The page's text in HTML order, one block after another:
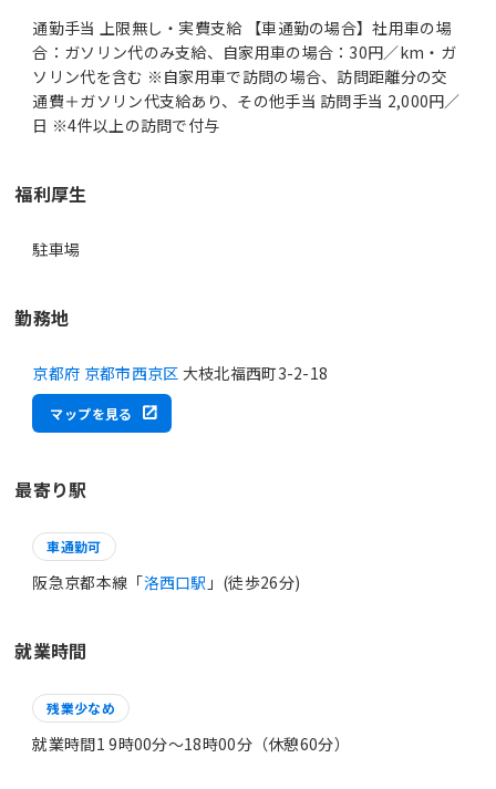
通勤手当 上限無し・実費支給 【車通勤の場合】社用車の場
合：ガソリン代のみ支給、自家用車の場合：30円／km・ガ
ソリン代を含む ※自家用車で訪問の場合、訪問距離分の交
通費＋ガソリン代支給あり、その他手当 訪問手当 2,000円／
日 ※4件以上の訪問で付与
福利厚生
駐車場
勤務地
京都府 京都市西京区 大枝北福西町3-2-18
マップを見る
最寄り駅
車通勤可
阪急京都本線「洛西口駅 」(徒歩26分)
就業時間
残業少なめ
就業時間1 9時00分〜18時00分（休憩60分）